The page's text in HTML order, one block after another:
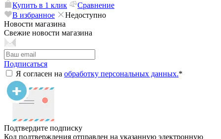
Купить в 1 клик
Сравнение
В избранное
Недоступно
Новости магазина
Свежие новости магазина
Подписаться
Я согласен на обработку персональных данных.*
Подтвердите подписку
Код подтверждения отправлен на указанную электронную